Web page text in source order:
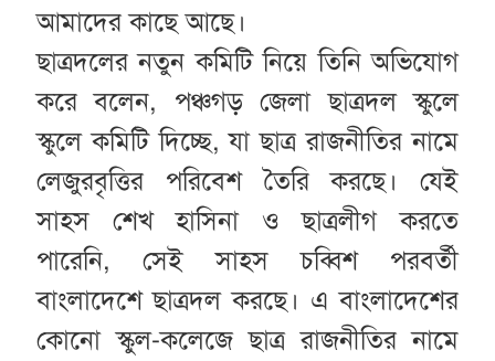
আমাদের কাছে আছে।
ছাত্রদলের নতুন কমিটি নিয়ে তিনি অভিযোগ
করে বলেন, পঞ্চগড় জেলা ছাত্রদল স্কুলে
স্কুলে কমিটি দিচ্ছে, যা ছাত্র রাজনীতির নামে
লেজুরবৃত্তির পরিবেশ তৈরি করছে। যেই
সাহস শেখ হাসিনা ও ছাত্রলীগ করতে
পারেনি, সেই সাহস চব্বিশ পরবর্তী
বাংলাদেশে ছাত্রদল করছে। এ বাংলাদেশের
কোনো স্কুল-কলেজে ছাত্র রাজনীতির নামে